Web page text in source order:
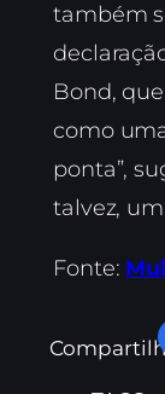
também
Bond,
como
ponta”,
talvez,
Fonte: